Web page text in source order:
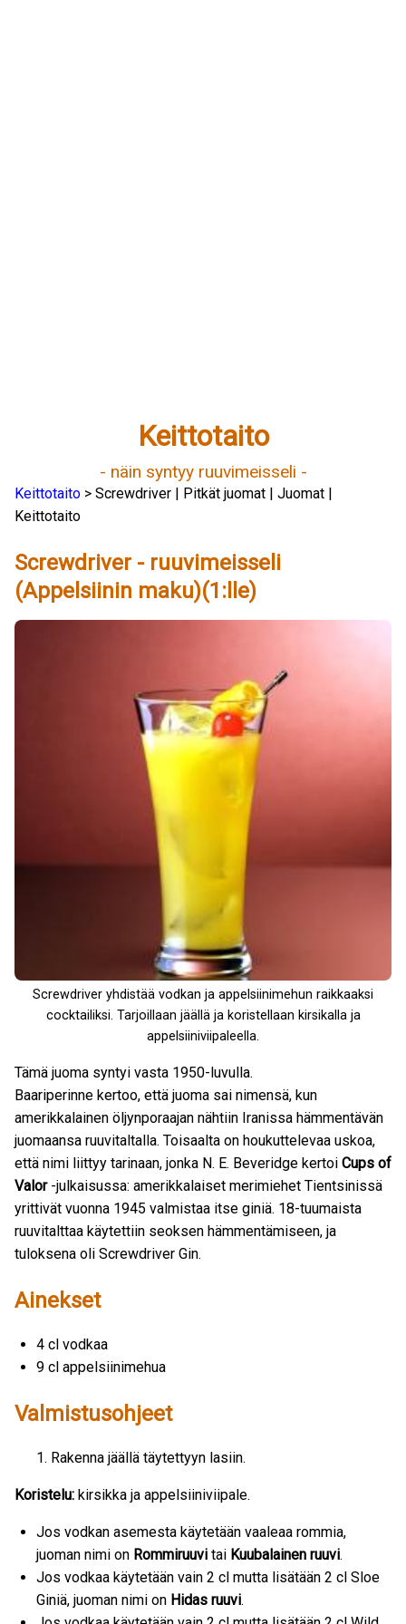
Keittotaito
- näin syntyy ruuvimeisseli -
Keittotaito > Screwdriver | Pitkät juomat | Juomat |
Keittotaito
Screwdriver - ruuvimeisseli
(Appelsiinin maku)(1:lle)
Screwdriver yhdistää vodkan ja appelsiinimehun raikkaaksi
cocktailiksi. Tarjoillaan jäällä ja koristellaan kirsikalla ja
appelsiiniviipaleella.
Tämä juoma syntyi vasta 1950-luvulla.
Baariperinne kertoo, että juoma sai nimensä, kun
amerikkalainen öljynporaajan nähtiin Iranissa hämmentävän
juomaansa ruuvitaltalla. Toisaalta on houkuttelevaa uskoa,
että nimi liittyy tarinaan, jonka N. E. Beveridge kertoi Cups of
Valor-julkaisussa: amerikkalaiset merimiehet Tientsinissä
yrittivät vuonna 1945 valmistaa itse giniä. 18-tuumaista
ruuvitalttaa käytettiin seoksen hämmentämiseen, ja
tuloksena oli Screwdriver Gin.
Ainekset
4 cl vodkaa
9 cl appelsiinimehua
Valmistusohjeet
Rakenna jäällä täytettyyn lasiin.
Koristelu: kirsikka ja appelsiiniviipale.
Jos vodkan asemesta käytetään vaaleaa rommia,
juoman nimi on Rommiruuvi tai Kuubalainen ruuvi.
Jos vodkaa käytetään vain 2 cl mutta lisätään 2 cl Sloe
Giniä, juoman nimi on Hidas ruuvi.